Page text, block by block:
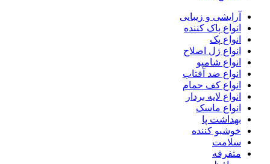
آرایشی و زیبایی
انواع پاک کننده
انواع پک
انواع ژل اصلاح
انواع شامپو
انواع ضد آفتاب
انواع کف حمام
انواع لایه بردار
انواع ماسک
بهداشت پا
خوشبو کننده
سلامت
متفرقه